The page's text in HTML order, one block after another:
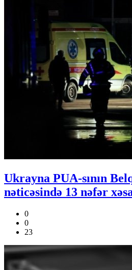
Ukrayna PUA-sının
nəticəsində 13 nəfər
0
0
23